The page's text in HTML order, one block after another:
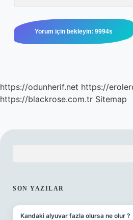
https://odunherif.net https://
https://blackrose.com.tr Sitemap
SON YAZILAR
Kandaki alyuvar fazla olursa ne olur ?